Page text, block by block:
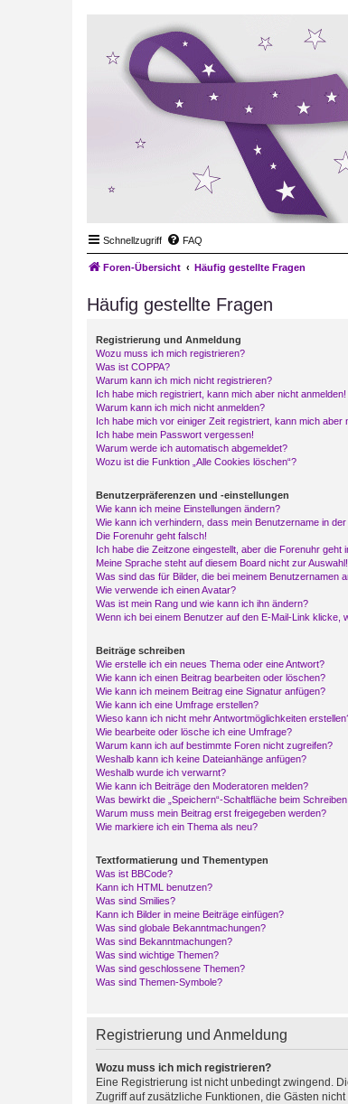
Schnellzugriff FAQ
Foren-Übersicht Häufig gestellte Fragen
Häufig gestellte Fragen
Registrierung und Anmeldung
Wozu muss ich mich registrieren?
Was ist COPPA?
Warum kann ich mich nicht registrieren?
Ich habe mich registriert, kann mich aber nicht anmelden!
Warum kann ich mich nicht anmelden?
Ich habe mich vor einiger Zeit registriert, kann mich aber
Ich habe mein Passwort vergessen!
Warum werde ich automatisch abgemeldet?
Wozu ist die Funktion „Alle Cookies löschen“?
Benutzerpräferenzen und -einstellungen
Wie kann ich meine Einstellungen ändern?
Wie kann ich verhindern, dass mein Benutzername in
Die Forenuhr geht falsch!
Ich habe die Zeitzone eingestellt, aber die Forenuhr geht
Meine Sprache steht auf diesem Board nicht zur Auswahl!
Was sind das für Bilder, die bei meinem Benutzernamen
Wie verwende ich einen Avatar?
Was ist mein Rang und wie kann ich ihn ändern?
Wenn ich bei einem Benutzer auf den E-Mail-Link klicke,
Beiträge schreiben
Wie erstelle ich ein neues Thema oder eine Antwort?
Wie kann ich einen Beitrag bearbeiten oder löschen?
Wie kann ich meinem Beitrag eine Signatur anfügen?
Wie kann ich eine Umfrage erstellen?
Wieso kann ich nicht mehr Antwortmöglichkeiten
Wie bearbeite oder lösche ich eine Umfrage?
Warum kann ich auf bestimmte Foren nicht zugreifen?
Weshalb kann ich keine Dateianhänge anfügen?
Weshalb wurde ich verwarnt?
Wie kann ich Beiträge den Moderatoren melden?
Was bewirkt die „Speichern“-Schaltfläche beim
Warum muss mein Beitrag erst freigegeben werden?
Wie markiere ich ein Thema als neu?
Textformatierung und Thementypen
Was ist BBCode?
Kann ich HTML benutzen?
Was sind Smilies?
Kann ich Bilder in meine Beiträge einfügen?
Was sind globale Bekanntmachungen?
Was sind Bekanntmachungen?
Was sind wichtige Themen?
Was sind geschlossene Themen?
Was sind Themen-Symbole?
Registrierung und Anmeldung
Wozu muss ich mich registrieren?
Eine Registrierung ist nicht unbedingt zwingend.
Zugriff auf zusätzliche Funktionen, die Gästen